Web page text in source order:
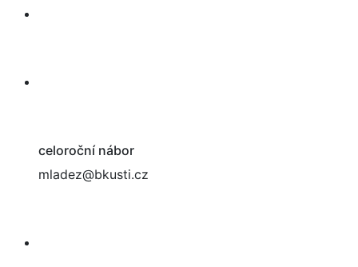
celoroční nábor
mladez@bkusti.cz